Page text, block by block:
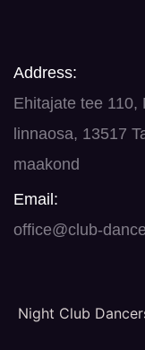
Address:
Ehitajate tee 110,
linnaosa, 13517
maakond
Email:
office@club-
Night Club